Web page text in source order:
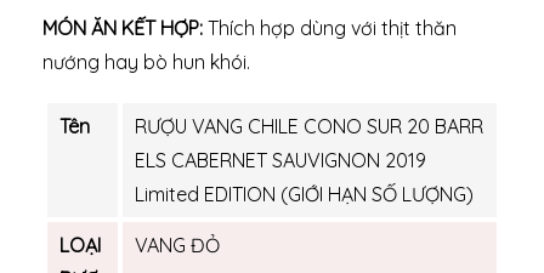
MÓN ĂN KẾT HỢP: Thích hợp dùng với thịt thăn
nướng hay bò hun khói.
Tên
RƯỢU VANG CHILE CONO SUR 20 BARR
ELS CABERNET SAUVIGNON 2019
Limited EDITION (GIỚI HẠN SỐ LƯỢNG)
LOẠI
VANG ĐỎ